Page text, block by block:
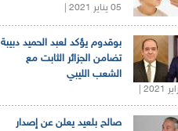
05 يناير 2021 |
بوقدوم يؤكد لعبد الحميد دبيبة
تضامن الجزائر الثابت مع
الشعب الليبي
صالح بلعيد يعلن عن إصدار